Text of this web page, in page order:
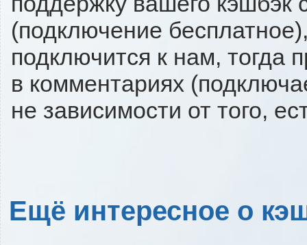
(подключение
подключится к нам, тогда
в комментариях
не зависимости от того,
Ещё интересное о